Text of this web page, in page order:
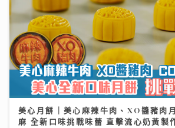
美心月餅｜美心麻辣牛肉、XO醬豬肉
麻 全新口味挑戰味蕾 直擊流心奶黃製